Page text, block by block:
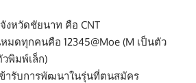
งหวัดชัยนาท คือ CNT
มดทุกคนคือ 12345@Moe (M เป็นตัว
พิมพ์เล็ก)
ารับการพัฒนาในรุ่นที่ตนสมัคร